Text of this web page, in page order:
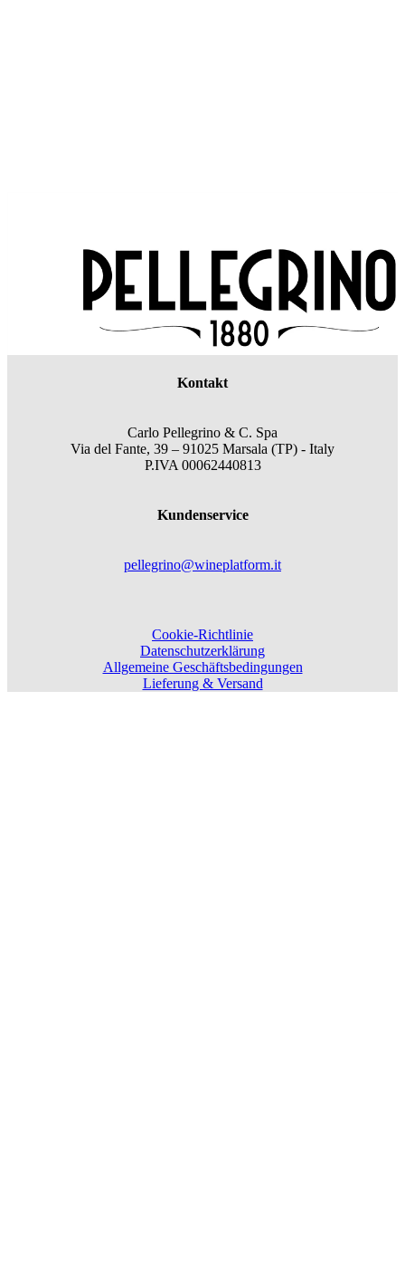
Kontakt
Carlo Pellegrino & C. Spa
Via del Fante, 39 – 91025 Marsala (TP) - Italy
P.IVA 00062440813
Kundenservice
pellegrino@wineplatform.it
Cookie-Richtlinie
Datenschutzerklärung
Allgemeine Geschäftsbedingungen
Lieferung & Versand